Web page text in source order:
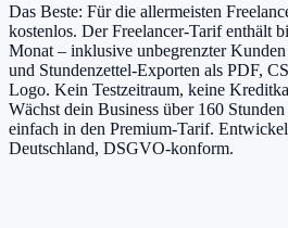
Das Beste: Für die allermeisten
kostenlos. Der Freelancer-Tarif enthält
Monat – inklusive unbegrenzter
und Stundenzettel-Exporten als PDF,
Logo. Kein Testzeitraum, keine
Wächst dein Business über 160
einfach in den Premium-Tarif.
Deutschland, DSGVO-konform.